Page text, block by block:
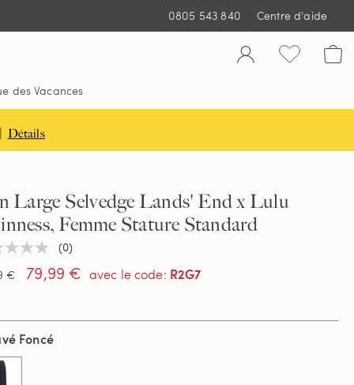
0805 543 840 Centre d'aide
des Vacances
Détails
Large Selvedge Lands' End x Lulu
Femme Stature Standard
(0)
€
79,99 € avec le code: R2G7
Foncé